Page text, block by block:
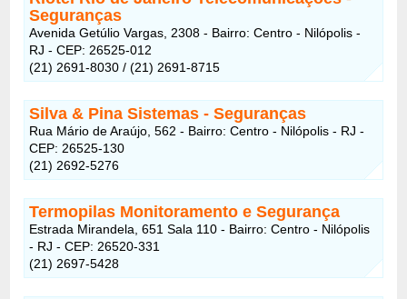
Seguranças
Avenida Getúlio Vargas, 2308 - Bairro: Centro - Nilópolis -
RJ - CEP: 26525-012
(21) 2691-8030 / (21) 2691-8715
Silva & Pina Sistemas - Seguranças
Rua Mário de Araújo, 562 - Bairro: Centro - Nilópolis - RJ -
CEP: 26525-130
(21) 2692-5276
Termopilas Monitoramento e Segurança
Estrada Mirandela, 651 Sala 110 - Bairro: Centro - Nilópolis
- RJ - CEP: 26520-331
(21) 2697-5428